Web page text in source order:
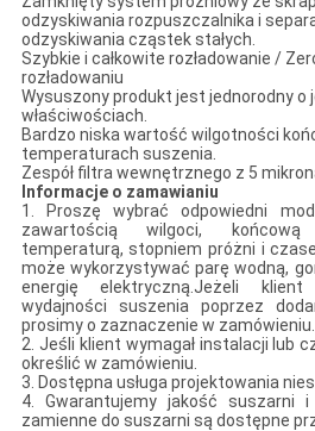
odzyskiwania rozpuszczalnika i
odzyskiwania cząstek stałych.
Szybkie i całkowite rozładowanie /
rozładowaniu
Wysuszony produkt jest jednorodny o
właściwościach.
Bardzo niska wartość wilgotności
temperaturach suszenia.
Zespół filtra wewnętrznego z 5
Informacje o zamawianiu
1. Proszę wybrać odpowiedni
zawartością wilgoci,
temperaturą, stopniem próżni i
może wykorzystywać parę wodną,
energię elektryczną.Jeżeli klient
wydajności suszenia poprzez
prosimy o zaznaczenie w zamówieniu.
2. Jeśli klient wymagał instalacji lub
określić w zamówieniu.
3. Dostępna usługa projektowania
4. Gwarantujemy jakość suszarni
zamienne do suszarni są dostępne